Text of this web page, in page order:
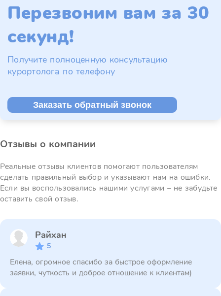
Перезвоним вам за 30
секунд!
Получите полноценную консультацию
курортолога по телефону
Заказать обратный звонок
Отзывы о компании
Реальные отзывы клиентов помогают пользователям
сделать правильный выбор и указывают нам на ошибки.
Если вы воспользовались нашими услугами – не забудьте
оставить свой отзыв.
Райхан
5
Елена, огромное спасибо за быстрое оформление
заявки, чуткость и доброе отношение к клиентам)